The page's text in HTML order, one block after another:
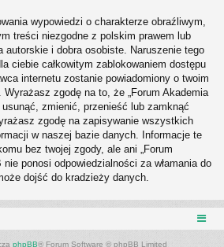
wypowiedzi o charakterze obraźliwym,
treści niezgodne z polskim prawem lub
autorskie i dobra osobiste. Naruszenie tego
ciebie całkowitym zablokowaniem dostępu
internetu zostanie powiadomiony o twoim
Wyrażasz zgodę na to, że „Forum Akademia
zmienić, przenieść lub zamknąć
zgodę na zapisywanie wszystkich
w naszej bazie danych. Informacje te
bez twojej zgody, ale ani „Forum
ponosi odpowiedzialności za włamania do
dojść do kradzieży danych.
phpBB® Forum Software © phpBB Limited